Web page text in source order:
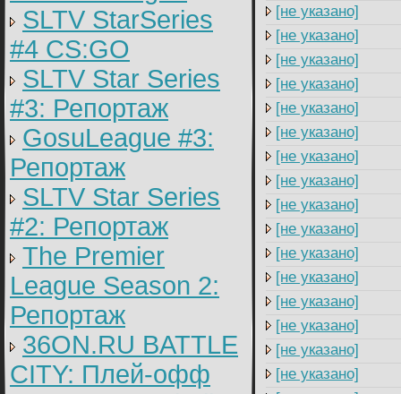
SLTV StarSeries
#4 CS:GO
SLTV Star Series
#3: Репортаж
GosuLeague #3:
Репортаж
SLTV Star Series
#2: Репортаж
The Premier
League Season 2:
Репортаж
36ON.RU BATTLE
CITY: Плей-офф
[не указано]
[не указано]
[не указано]
[не указано]
[не указано]
[не указано]
[не указано]
[не указано]
[не указано]
[не указано]
[не указано]
[не указано]
[не указано]
[не указано]
[не указано]
[не указано]